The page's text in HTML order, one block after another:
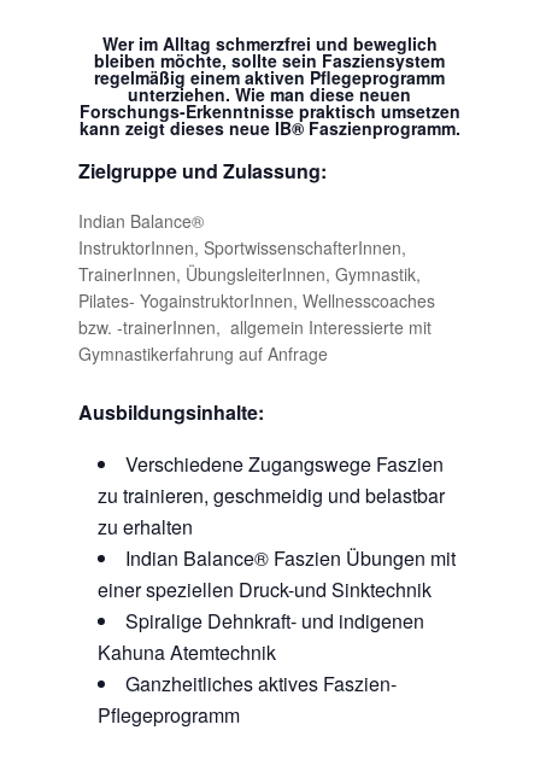
Wer im Alltag schmerzfrei und beweglich
bleiben möchte, sollte sein Fasziensystem
regelmäßig einem aktiven Pflegeprogramm
unterziehen. Wie man diese neuen
Forschungs-Erkenntnisse praktisch umsetzen
kann zeigt dieses neue IB® Faszienprogramm.
Zielgruppe und Zulassung:
Indian Balance®
InstruktorInnen, SportwissenschafterInnen,
TrainerInnen, ÜbungsleiterInnen, Gymnastik,
Pilates- YogainstruktorInnen, Wellnesscoaches
bzw. -trainerInnen, allgemein Interessierte mit
Gymnastikerfahrung auf Anfrage
Ausbildungsinhalte:
Verschiedene Zugangswege Faszien
zu trainieren, geschmeidig und belastbar
zu erhalten
Indian Balance® Faszien Übungen mit
einer speziellen Druck-und Sinktechnik
Spiralige Dehnkraft- und indigenen
Kahuna Atemtechnik
Ganzheitliches aktives Faszien-
Pflegeprogramm